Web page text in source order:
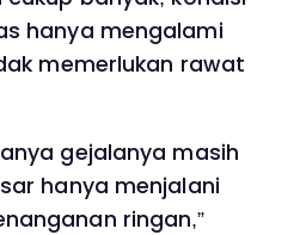
hanya mengalami
memerlukan rawat
gejalanya masih
hanya menjalani
ringan,”